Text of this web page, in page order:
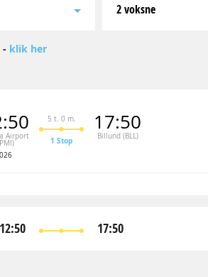
2 voksne
klik her
Airport
5 t. 0 m.
1 Stop
17:50
Billund (BLL)
12:50 17:50